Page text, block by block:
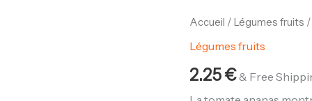
Accueil / Légumes fruits /
Légumes fruits
2.25€& Free